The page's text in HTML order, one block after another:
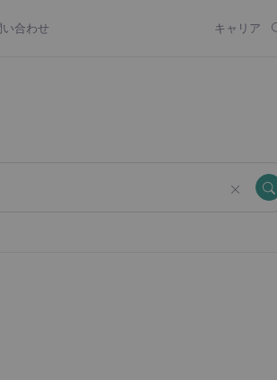
い合わせ キャリア